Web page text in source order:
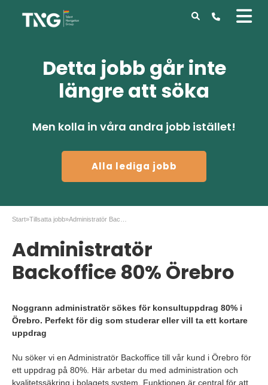
Detta jobb går inte
längre att söka
Men kolla in våra andra jobb istället!
Alla lediga jobb
Start»Tillsatta jobb»
Administratör
Backoffice 80% Örebro
Noggrann administratör sökes för konsultuppdrag 80% i
Örebro. Perfekt för dig som studerar eller vill ta ett kortare
uppdrag
Nu söker vi en Administratör Backoffice till vår kund i Örebro för
ett uppdrag på 80%. Här arbetar du med administration och
kvalitetssäkring i bolagets system. Funktionen är central för att